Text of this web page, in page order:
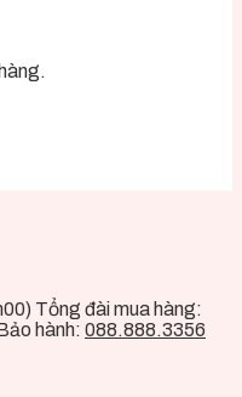
Tổng đài mua hàng:
hành: 088.888.3356